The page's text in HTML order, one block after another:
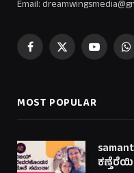
Email:
Facebook
X
YouTube
MOST POPULAR